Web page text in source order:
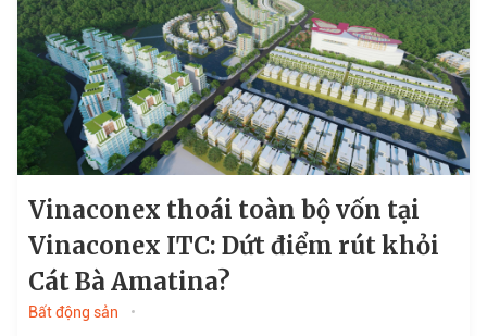
Vinaconex thoái toàn bộ vốn tại
Vinaconex ITC: Dứt điểm rút khỏi
Cát Bà Amatina?
Bất động sản